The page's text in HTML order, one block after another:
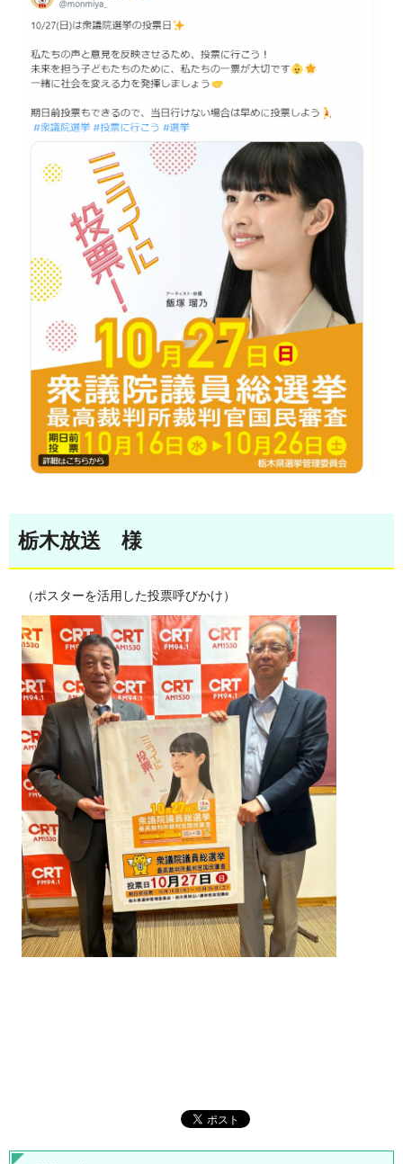
栃木放送 様
（ポスターを活用した投票呼びかけ）